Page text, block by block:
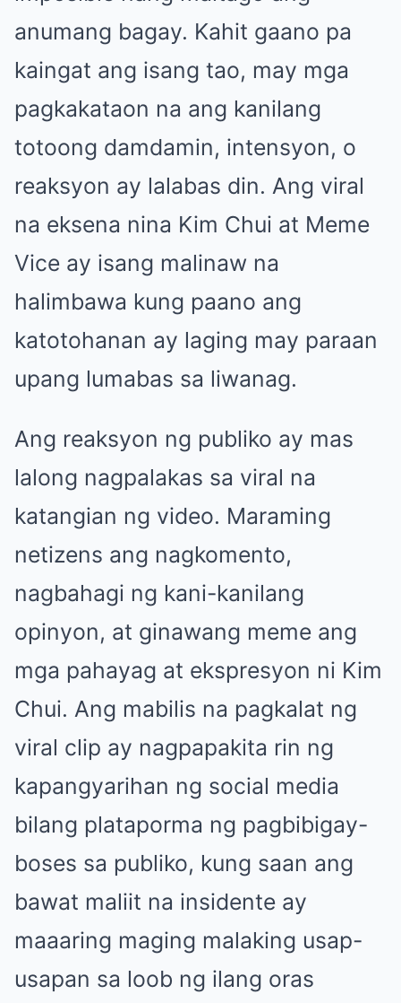
anumang bagay. Kahit gaano pa
kaingat ang isang tao, may mga
pagkakataon na ang kanilang
totoong damdamin, intensyon, o
reaksyon ay lalabas din. Ang viral
na eksena nina Kim Chui at Meme
Vice ay isang malinaw na
halimbawa kung paano ang
katotohanan ay laging may paraan
upang lumabas sa liwanag.
Ang reaksyon ng publiko ay mas
lalong nagpalakas sa viral na
katangian ng video. Maraming
netizens ang nagkomento,
nagbahagi ng kani-kanilang
opinyon, at ginawang meme ang
mga pahayag at ekspresyon ni Kim
Chui. Ang mabilis na pagkalat ng
viral clip ay nagpapakita rin ng
kapangyarihan ng social media
bilang plataporma ng pagbibigay-
boses sa publiko, kung saan ang
bawat maliit na insidente ay
maaaring maging malaking usap-
usapan sa loob ng ilang oras